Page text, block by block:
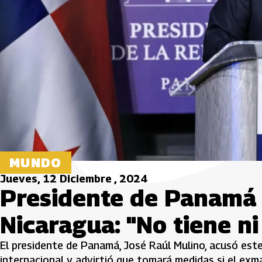
MUNDO
Jueves, 12 Diciembre , 2024
Presidente de
Nicaragua: "No tiene
El presidente de Panamá, José Raúl Mulino, acusó